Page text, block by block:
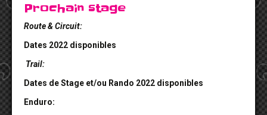
Prochain stage
Route & Circuit:
Dates 2022 disponibles
Trail:
Dates de Stage et/ou Rando 2022 disponibles
Enduro: